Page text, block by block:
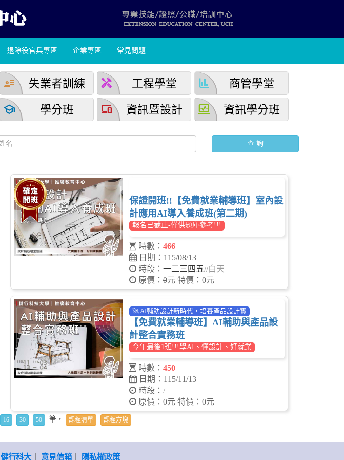
退除役官兵專區 企業專區 常見問題
user_attributes 失業者訓練 handyman 工程學堂 finance 商管學堂
school 學分班 devices 資訊暨設計 browse_activity 資訊學分班
保證開班!!【免費就業輔導班】室內設
計應用AI導入養成班(第二期)
報名已截止-僅供題庫參考!!!
時數： 466
日期：115/08/13
時段： 一二三四五//白天
原價： 0元 特價：0元
🚀 AI輔助設計新時代，培養產品設計實
【免費就業輔導班】AI輔助與產品設
計整合實務班
今年最後1班!!!學AI、懂設計、好就業
時數： 450
日期：115/11/13
時段： /
原價： 0元 特價：0元
16 30 50 筆， 課程清單 課程方塊
健行科大｜ 意見信箱｜ 隱私權政策